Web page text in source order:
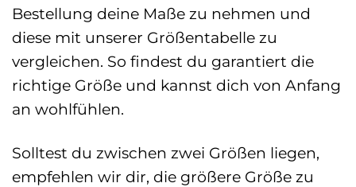
Bestellung deine Maße zu nehmen und
diese mit unserer Größentabelle zu
vergleichen. So findest du garantiert die
richtige Größe und kannst dich von Anfang
an wohlfühlen.
Solltest du zwischen zwei Größen liegen,
empfehlen wir dir, die größere Größe zu